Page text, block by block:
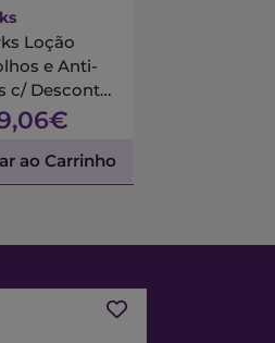
Loção
e Anti-
c/ Desconto
ao Carrinho